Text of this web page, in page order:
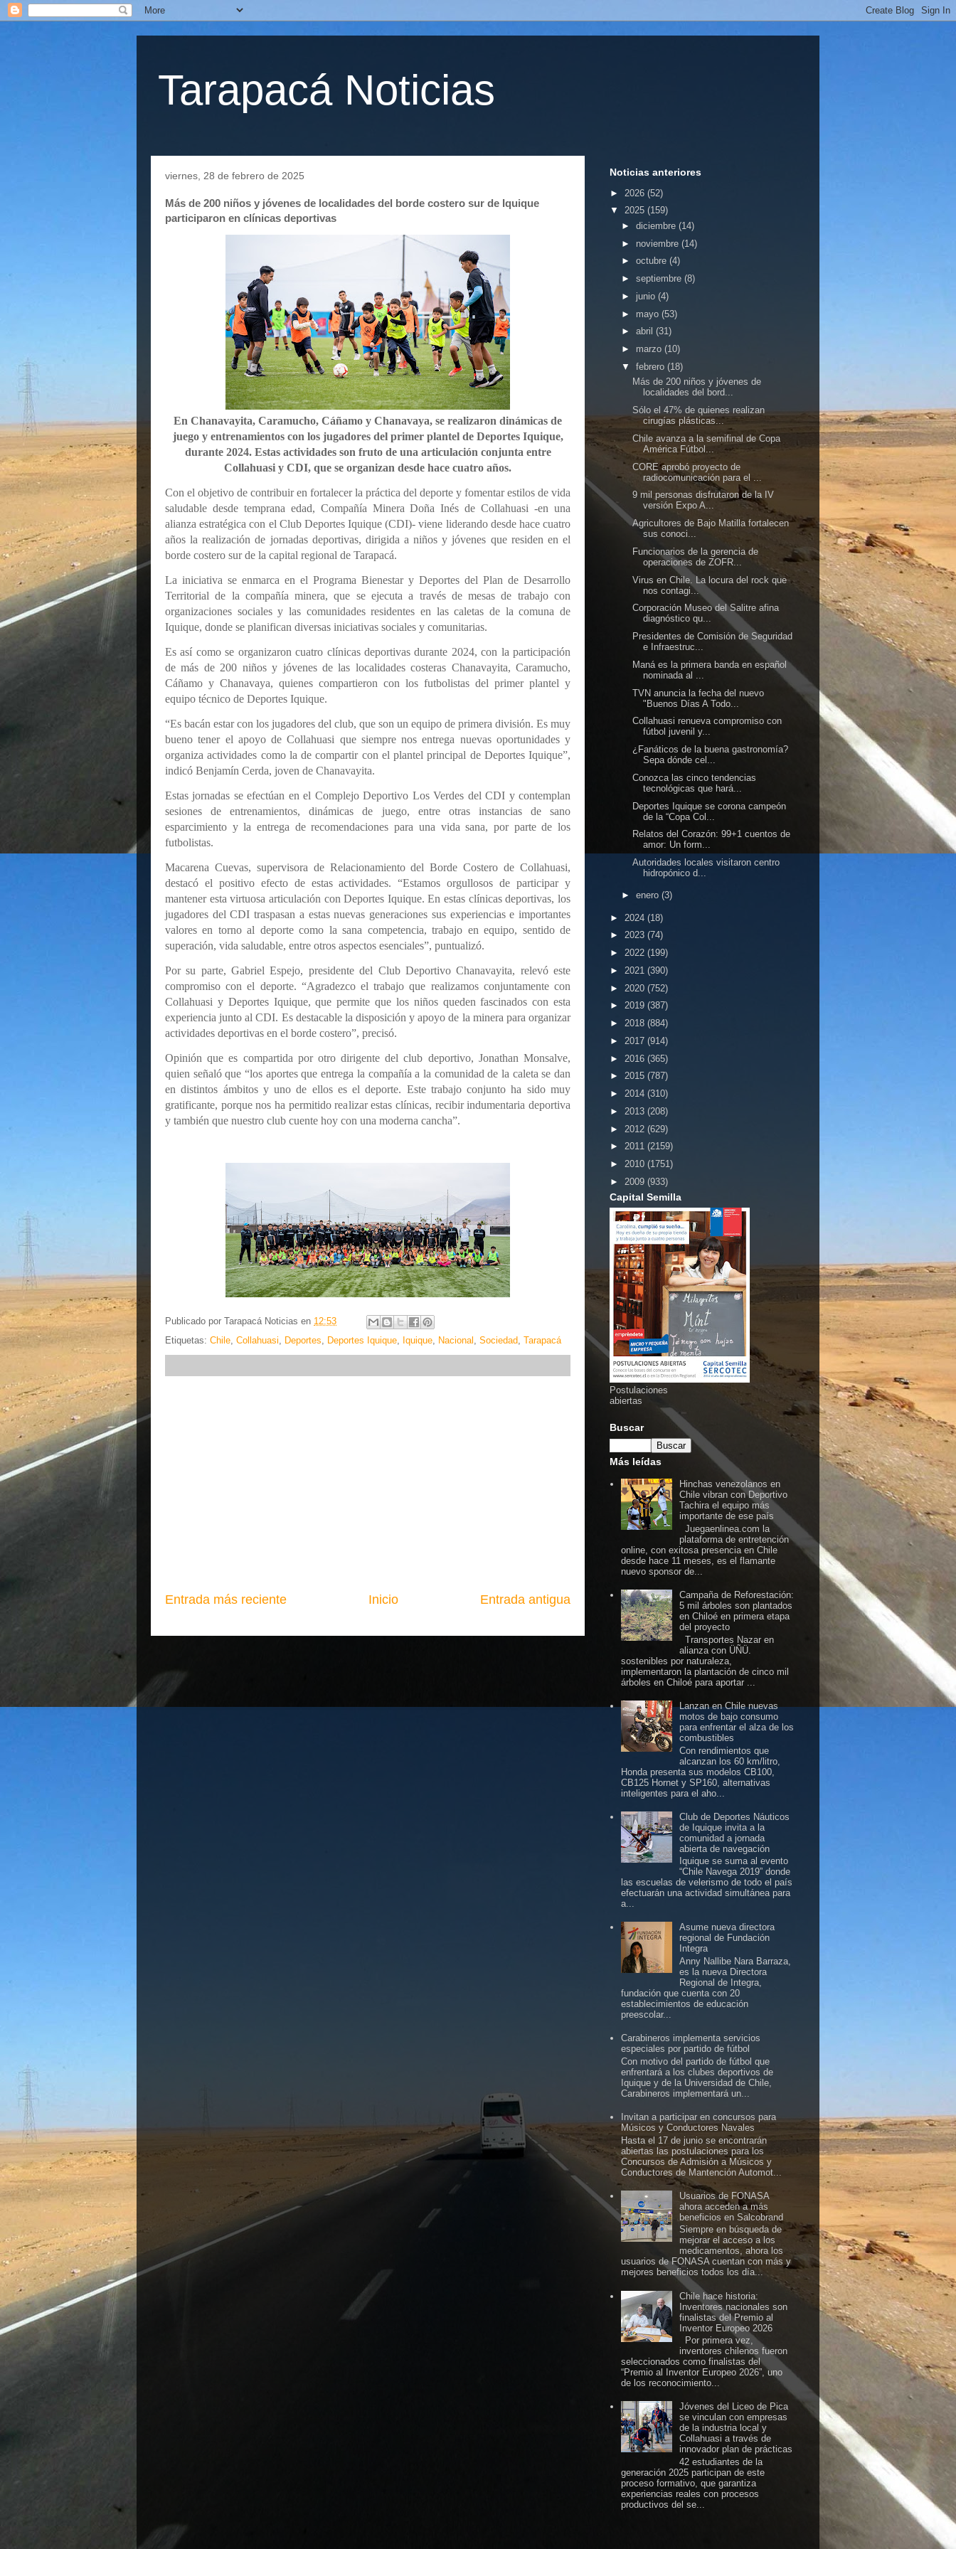
Tarapacá Noticias
viernes, 28 de febrero de 2025
Más de 200 niños y jóvenes de localidades del borde costero sur de Iquique
participaron en clínicas deportivas
En Chanavayita, Caramucho, Cáñamo y Chanavaya, se realizaron dinámicas de
juego y entrenamientos con los jugadores del primer plantel de Deportes Iquique,
durante 2024. Estas actividades son fruto de una articulación conjunta entre
Collahuasi y CDI, que se organizan desde hace cuatro años.
Con el objetivo de contribuir en fortalecer la práctica del deporte y fomentar estilos de vida
saludable desde temprana edad, Compañía Minera Doña Inés de Collahuasi -en una
alianza estratégica con el Club Deportes Iquique (CDI)- viene liderando desde hace cuatro
años la realización de jornadas deportivas, dirigida a niños y jóvenes que residen en el
borde costero sur de la capital regional de Tarapacá.
La iniciativa se enmarca en el Programa Bienestar y Deportes del Plan de Desarrollo
Territorial de la compañía minera, que se ejecuta a través de mesas de trabajo con
organizaciones sociales y las comunidades residentes en las caletas de la comuna de
Iquique, donde se planifican diversas iniciativas sociales y comunitarias.
Es así como se organizaron cuatro clínicas deportivas durante 2024, con la participación
de más de 200 niños y jóvenes de las localidades costeras Chanavayita, Caramucho,
Cáñamo y Chanavaya, quienes compartieron con los futbolistas del primer plantel y
equipo técnico de Deportes Iquique.
“Es bacán estar con los jugadores del club, que son un equipo de primera división. Es muy
bueno tener el apoyo de Collahuasi que siempre nos entrega nuevas oportunidades y
organiza actividades como la de compartir con el plantel principal de Deportes Iquique”,
indicó Benjamín Cerda, joven de Chanavayita.
Estas jornadas se efectúan en el Complejo Deportivo Los Verdes del CDI y contemplan
sesiones de entrenamientos, dinámicas de juego, entre otras instancias de sano
esparcimiento y la entrega de recomendaciones para una vida sana, por parte de los
futbolistas.
Macarena Cuevas, supervisora de Relacionamiento del Borde Costero de Collahuasi,
destacó el positivo efecto de estas actividades. “Estamos orgullosos de participar y
mantener esta virtuosa articulación con Deportes Iquique. En estas clínicas deportivas, los
jugadores del CDI traspasan a estas nuevas generaciones sus experiencias e importantes
valores en torno al deporte como la sana competencia, trabajo en equipo, sentido de
superación, vida saludable, entre otros aspectos esenciales”, puntualizó.
Por su parte, Gabriel Espejo, presidente del Club Deportivo Chanavayita, relevó este
compromiso con el deporte. “Agradezco el trabajo que realizamos conjuntamente con
Collahuasi y Deportes Iquique, que permite que los niños queden fascinados con esta
experiencia junto al CDI. Es destacable la disposición y apoyo de la minera para organizar
actividades deportivas en el borde costero”, precisó.
Opinión que es compartida por otro dirigente del club deportivo, Jonathan Monsalve,
quien señaló que “los aportes que entrega la compañía a la comunidad de la caleta se dan
en distintos ámbitos y uno de ellos es el deporte. Este trabajo conjunto ha sido muy
gratificante, porque nos ha permitido realizar estas clínicas, recibir indumentaria deportiva
y también que nuestro club cuente hoy con una moderna cancha”.
Publicado por Tarapacá Noticias en 12:53
Etiquetas: Chile Collahuasi Deportes Deportes Iquique Iquique Nacional Sociedad Tarapacá
Entrada más reciente Entrada antigua
Inicio
Noticias anteriores
► 2026 (52)
▼ 2025 (159)
► diciembre (14)
► noviembre (14)
► octubre (4)
► septiembre (8)
► junio (4)
► mayo (53)
► abril (31)
► marzo (10)
▼ febrero (18)
Más de 200 niños y jóvenes de
localidades del bord...
Sólo el 47% de quienes realizan
cirugías plásticas...
Chile avanza a la semifinal de Copa
América Fútbol...
CORE aprobó proyecto de
radiocomunicación para el ...
9 mil personas disfrutaron de la IV
versión Expo A...
Agricultores de Bajo Matilla fortalecen
sus conoci...
Funcionarios de la gerencia de
operaciones de ZOFR...
Virus en Chile. La locura del rock que
nos contagi...
Corporación Museo del Salitre afina
diagnóstico qu...
Presidentes de Comisión de Seguridad
e Infraestruc...
Maná es la primera banda en español
nominada al ...
TVN anuncia la fecha del nuevo
"Buenos Días A Todo...
Collahuasi renueva compromiso con
fútbol juvenil y...
¿Fanáticos de la buena gastronomía?
Sepa dónde cel...
Conozca las cinco tendencias
tecnológicas que hará...
Deportes Iquique se corona campeón
de la “Copa Col...
Relatos del Corazón: 99+1 cuentos de
amor: Un form...
Autoridades locales visitaron centro
hidropónico d...
► enero (3)
► 2024 (18)
► 2023 (74)
► 2022 (199)
► 2021 (390)
► 2020 (752)
► 2019 (387)
► 2018 (884)
► 2017 (914)
► 2016 (365)
► 2015 (787)
► 2014 (310)
► 2013 (208)
► 2012 (629)
► 2011 (2159)
► 2010 (1751)
► 2009 (933)
Capital Semilla
Postulaciones
abiertas
Buscar
Más leídas
Hinchas venezolanos en
Chile vibran con Deportivo
Tachira el equipo más
importante de ese país
Juegaenlinea.com la
plataforma de entretención
online, con exitosa presencia en Chile
desde hace 11 meses, es el flamante
nuevo sponsor de...
Campaña de Reforestación:
5 mil árboles son plantados
en Chiloé en primera etapa
del proyecto
Transportes Nazar en
alianza con ÜÑÜ.
sostenibles por naturaleza,
implementaron la plantación de cinco mil
árboles en Chiloé para aportar ...
Lanzan en Chile nuevas
motos de bajo consumo
para enfrentar el alza de los
combustibles
Con rendimientos que
alcanzan los 60 km/litro,
Honda presenta sus modelos CB100,
CB125 Hornet y SP160, alternativas
inteligentes para el aho...
Club de Deportes Náuticos
de Iquique invita a la
comunidad a jornada
abierta de navegación
Iquique se suma al evento
“Chile Navega 2019” donde
las escuelas de velerismo de todo el país
efectuarán una actividad simultánea para
a...
Asume nueva directora
regional de Fundación
Integra
Anny Nallibe Nara Barraza,
es la nueva Directora
Regional de Integra,
fundación que cuenta con 20
establecimientos de educación
preescolar...
Carabineros implementa servicios
especiales por partido de fútbol
Con motivo del partido de fútbol que
enfrentará a los clubes deportivos de
Iquique y de la Universidad de Chile,
Carabineros implementará un...
Invitan a participar en concursos para
Músicos y Conductores Navales
Hasta el 17 de junio se encontrarán
abiertas las postulaciones para los
Concursos de Admisión a Músicos y
Conductores de Mantención Automot...
Usuarios de FONASA
ahora acceden a más
beneficios en Salcobrand
Siempre en búsqueda de
mejorar el acceso a los
medicamentos, ahora los
usuarios de FONASA cuentan con más y
mejores beneficios todos los día...
Chile hace historia:
Inventores nacionales son
finalistas del Premio al
Inventor Europeo 2026
Por primera vez,
inventores chilenos fueron
seleccionados como finalistas del
“Premio al Inventor Europeo 2026”, uno
de los reconocimiento...
Jóvenes del Liceo de Pica
se vinculan con empresas
de la industria local y
Collahuasi a través de
innovador plan de prácticas
42 estudiantes de la
generación 2025 participan de este
proceso formativo, que garantiza
experiencias reales con procesos
productivos del se...